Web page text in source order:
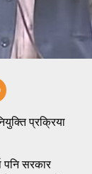
प्रक्रिया
पनि सरकार